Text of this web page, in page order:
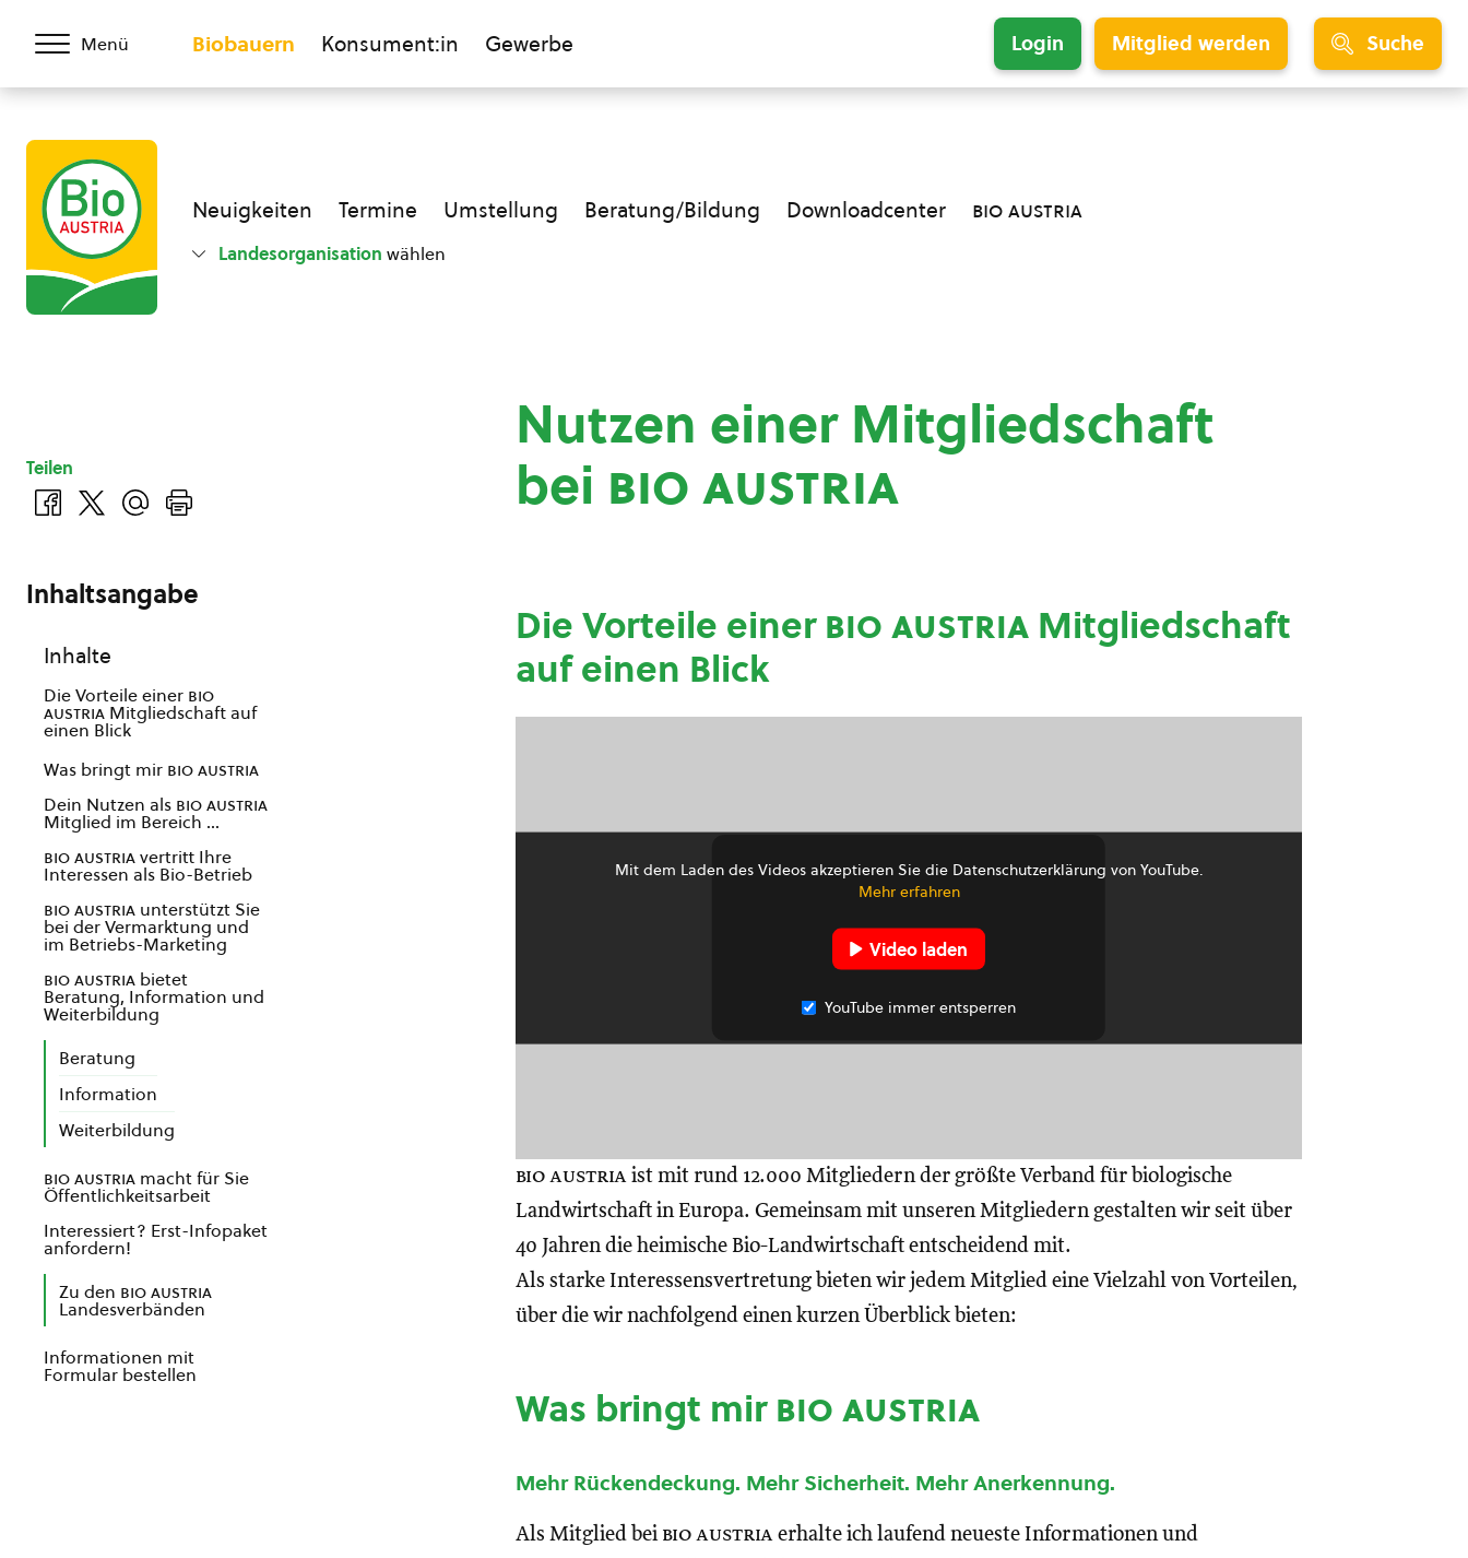
Menü Biobauern Konsument:in Gewerbe Login Mitglied werden Suche
Neuigkeiten Termine Umstellung Beratung/Bildung Downloadcenter bio austria
Landesorganisation wählen
Nutzen einer Mitgliedschaft
bei bio austria
Die Vorteile einerbio austria Mitgliedschaft
auf einen Blick
Mit dem Laden des Videos akzeptieren Sie die Datenschutzerklärung von YouTube.
Mehr erfahren
Video laden
YouTube immer entsperren
bio austria ist mit rund 12.000 Mitgliedern der größte Verband für biologische
Landwirtschaft in Europa. Gemeinsam mit unseren Mitgliedern gestalten wir seit über
40 Jahren die heimische Bio-Landwirtschaft entscheidend mit.
Als starke Interessensvertretung bieten wir jedem Mitglied eine Vielzahl von Vorteilen,
über die wir nachfolgend einen kurzen Überblick bieten:
Was bringt mirbio austria
Mehr Rückendeckung. Mehr Sicherheit. Mehr Anerkennung.
Als Mitglied bei bio austria erhalte ich laufend neueste Informationen und
Teilen
Inhaltsangabe
Inhalte
Die Vorteile einer bio
austria Mitgliedschaft auf
einen Blick
Was bringt mir bio austria
Dein Nutzen als bio austria
Mitglied im Bereich …
bio austriavertritt Ihre
Interessen als Bio-Betrieb
bio austria unterstützt Sie
bei der Vermarktung und
im Betriebs-Marketing
bio austria bietet
Beratung, Information und
Weiterbildung
Beratung
Information
Weiterbildung
bio austria macht für Sie
Öffentlichkeitsarbeit
Interessiert? Erst-Infopaket
anfordern!
Zu den bio austria
Landesverbänden
Informationen mit
Formular bestellen